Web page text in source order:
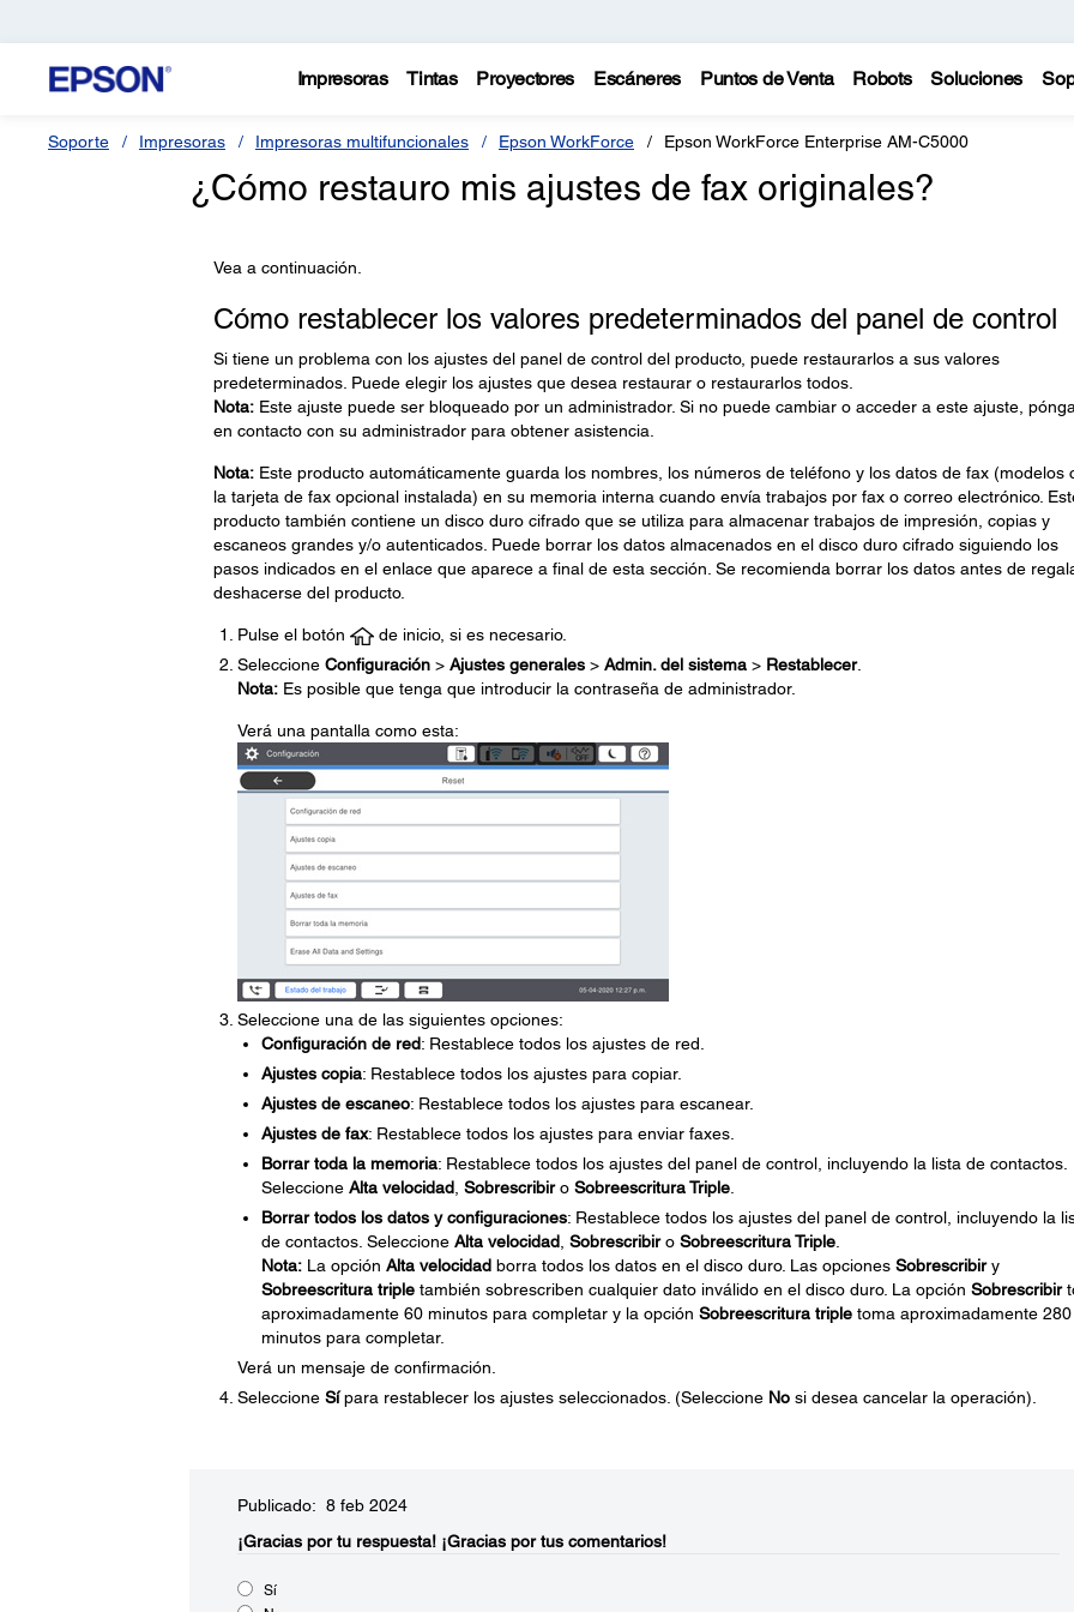
Impresoras Tintas Proyectores Escáneres Puntos de Venta Robots Soluciones
Soporte Impresoras Impresoras multifuncionales Epson WorkForce Epson WorkForce Enterprise AM-C5000
¿Cómo restauro mis ajustes de fax originales?
Vea a continuación.
Cómo restablecer los valores predeterminados del panel de control
Si tiene un problema con los ajustes del panel de control del producto, puede restaurarlos a sus valores
predeterminados. Puede elegir los ajustes que desea restaurar o restaurarlos todos.
Nota:Este ajuste puede ser bloqueado por un administrador. Si no puede cambiar o acceder a este ajuste,
en contacto con su administrador para obtener asistencia.
Nota:Este producto automáticamente guarda los nombres, los números de teléfono y los datos de fax (modelos
la tarjeta de fax opcional instalada) en su memoria interna cuando envía trabajos por fax o correo electrónico.
producto también contiene un disco duro cifrado que se utiliza para almacenar trabajos de impresión, copias y
escaneos grandes y/o autenticados. Puede borrar los datos almacenados en el disco duro cifrado siguiendo los
pasos indicados en el enlace que aparece a final de esta sección. Se recomienda borrar los datos antes de
deshacerse del producto.
Pulse el botón
de inicio, si es necesario.
Seleccione Configuración> Ajustes generales> Admin. del sistema> Restablecer.
Nota:Es posible que tenga que introducir la contraseña de administrador.
Verá una pantalla como esta:
Seleccione una de las siguientes opciones:
Configuración de red: Restablece todos los ajustes de red.
Ajustes copia: Restablece todos los ajustes para copiar.
Ajustes de escaneo: Restablece todos los ajustes para escanear.
Ajustes de fax: Restablece todos los ajustes para enviar faxes.
Borrar toda la memoria: Restablece todos los ajustes del panel de control, incluyendo la lista de contactos.
Seleccione Alta velocidad, Sobrescribiro Sobreescritura Triple.
Borrar todos los datos y configuraciones: Restablece todos los ajustes del panel de control, incluyendo la
de contactos. Seleccione Alta velocidad, Sobrescribiro Sobreescritura Triple.
Nota:La opción Alta velocidadborra todos los datos en el disco duro. Las opciones Sobrescribiry
Sobreescritura tripletambién sobrescriben cualquier dato inválido en el disco duro. La opción Sobrescribir
aproximadamente 60 minutos para completar y la opción Sobreescritura tripletoma aproximadamente 280
minutos para completar.
Verá un mensaje de confirmación.
Seleccione Sípara restablecer los ajustes seleccionados. (Seleccione Nosi desea cancelar la operación).
Publicado: 8 feb 2024
¡Gracias por tu respuesta! ¡Gracias por tus comentarios!
Sí